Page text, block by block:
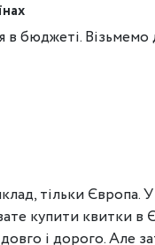
в бюджеті.
тільки Європа.
купити квитки
і дорого. Але